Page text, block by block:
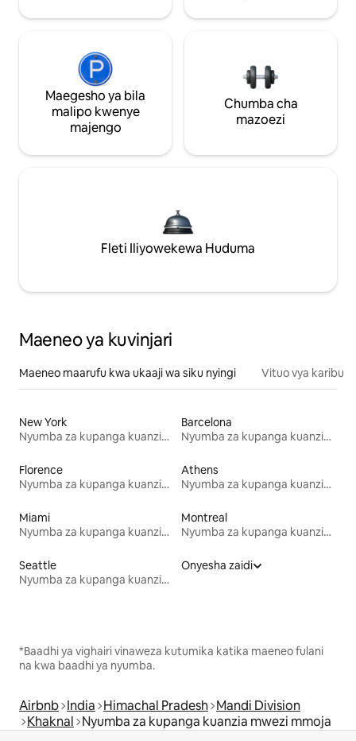
Maegesho ya bila
malipo kwenye
majengo
Chumba cha
mazoezi
Fleti Iliyowekewa Huduma
Maeneo ya kuvinjari
Maeneo maarufu kwa ukaaji wa siku nyingi Vituo vya karibu
New York
Nyumba za kupanga kuanzia mwezi mmoja
Barcelona
Nyumba za kupanga kuanzia mwezi mmoja
Florence
Nyumba za kupanga kuanzia mwezi mmoja
Athens
Nyumba za kupanga kuanzia mwezi mmoja
Miami
Nyumba za kupanga kuanzia mwezi mmoja
Montreal
Nyumba za kupanga kuanzia mwezi mmoja
Seattle
Nyumba za kupanga kuanzia mwezi mmoja
Onyesha zaidi
*Baadhi ya vighairi vinaweza kutumika katika maeneo fulani
na kwa baadhi ya nyumba.
Airbnb India Himachal Pradesh Mandi Division
Khaknal Nyumba za kupanga kuanzia mwezi mmoja